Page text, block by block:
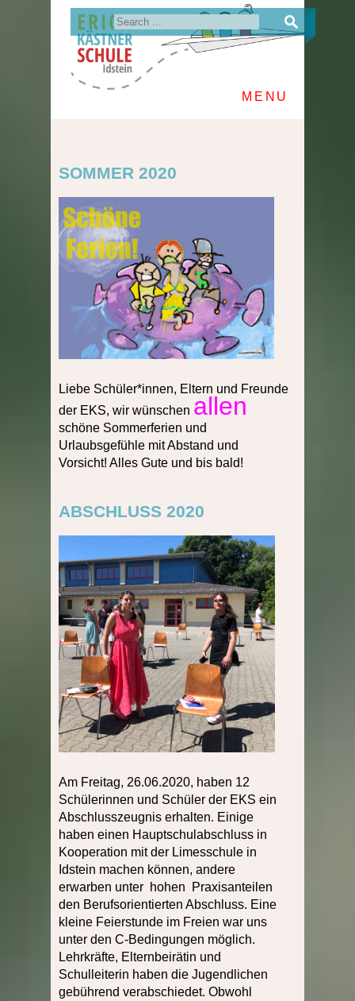
MENU
SOMMER 2020
Liebe Schüler*innen, Eltern und Freunde
der EKS, wir wünschen allen
schöne Sommerferien und
Urlaubsgefühle mit Abstand und
Vorsicht! Alles Gute und bis bald!
ABSCHLUSS 2020
Am Freitag, 26.06.2020, haben 12
Schülerinnen und Schüler der EKS ein
Abschlusszeugnis erhalten. Einige
haben einen Hauptschulabschluss in
Kooperation mit der Limesschule in
Idstein machen können, andere
erwarben unter hohen Praxisanteilen
den Berufsorientierten Abschluss. Eine
kleine Feierstunde im Freien war uns
unter den C-Bedingungen möglich.
Lehrkräfte, Elternbeirätin und
Schulleiterin haben die Jugendlichen
gebührend verabschiedet. Obwohl